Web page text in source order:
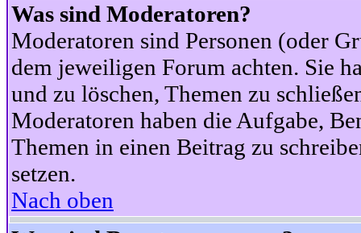
Was sind Moderatoren?
Moderatoren sind Personen (oder
dem jeweiligen Forum achten. Sie
und zu löschen, Themen zu
Moderatoren haben die Aufgabe,
Themen in einen Beitrag zu
setzen.
Nach oben